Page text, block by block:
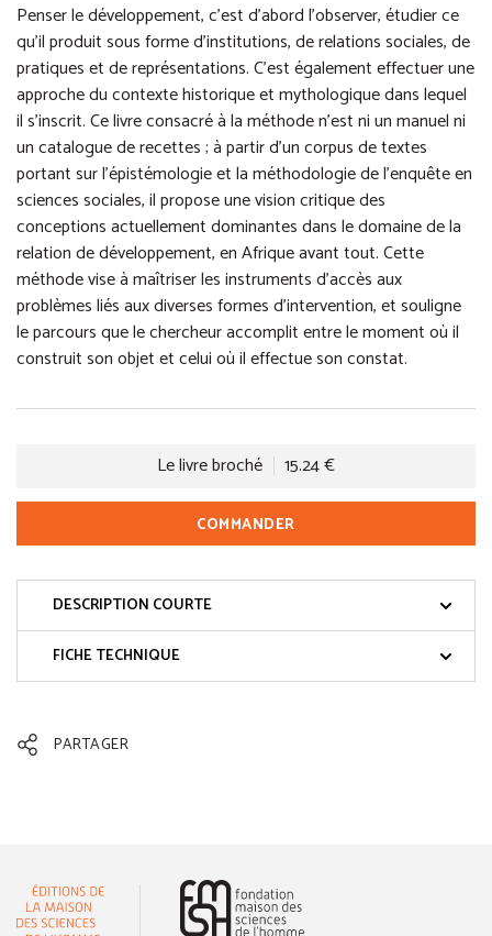
Penser le développement, c’est d’abord l’observer, étudier ce
qu’il produit sous forme d’institutions, de relations sociales, de
pratiques et de représentations. C’est également effectuer une
approche du contexte historique et mythologique dans lequel
il s’inscrit. Ce livre consacré à la méthode n’est ni un manuel ni
un catalogue de recettes ; à partir d’un corpus de textes
portant sur l’épistémologie et la méthodologie de l’enquête en
sciences sociales, il propose une vision critique des
conceptions actuellement dominantes dans le domaine de la
relation de développement, en Afrique avant tout. Cette
méthode vise à maîtriser les instruments d’accès aux
problèmes liés aux diverses formes d’intervention, et souligne
le parcours que le chercheur accomplit entre le moment où il
construit son objet et celui où il effectue son constat.
Le livre broché 15.24 €
COMMANDER
DESCRIPTION COURTE
FICHE TECHNIQUE
PARTAGER